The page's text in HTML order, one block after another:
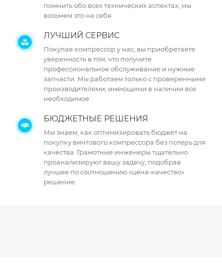
помнить обо всех технических аспектах, мы
возьмем это на себя.
ЛУЧШИЙ СЕРВИС
Покупая компрессор у нас, вы приобретаете
уверенность в том, что получите
профессиональное обслуживание и нужные
запчасти. Мы работаем только с проверенными
производителями, имеющими в наличии все
необходимое.
БЮДЖЕТНЫЕ РЕШЕНИЯ
Мы знаем, как оптимизировать бюджет на
покупку винтового компрессора без потерь для
качества. Грамотные инженеры тщательно
проанализируют вашу задачу, подобрав
лучшее по соотношению «цена-качество»
решение.